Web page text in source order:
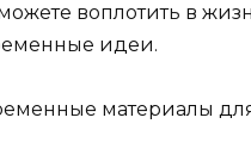
воплотить в
идеи.
материалы